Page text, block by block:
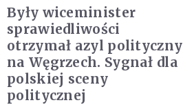
Były wiceminister
sprawiedliwości
otrzymał azyl polityczny
na Węgrzech. Sygnał dla
polskiej sceny
politycznej